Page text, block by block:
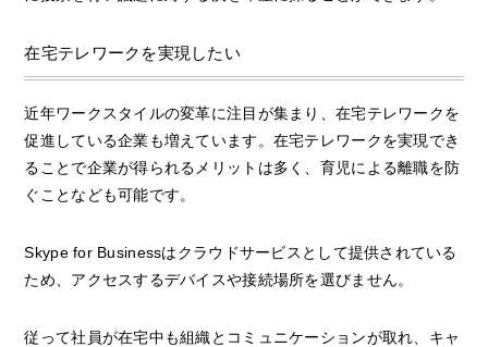
在宅テレワークを実現したい
近年ワークスタイルの変革に注目が集まり、在宅テレワークを
促進している企業も増えています。在宅テレワークを実現でき
ることで企業が得られるメリットは多く、育児による離職を防
ぐことなども可能です。
Skype for Businessはクラウドサービスとして提供されている
ため、アクセスするデバイスや接続場所を選びません。
従って社員が在宅中も組織とコミュニケーションが取れ、キャ